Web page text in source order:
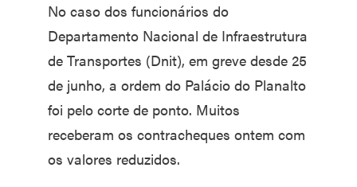
No caso dos funcionários do
Departamento Nacional de Infraestrutura
de Transportes (Dnit), em greve desde 25
de junho, a ordem do Palácio do Planalto
foi pelo corte de ponto. Muitos
receberam os contracheques ontem com
os valores reduzidos.